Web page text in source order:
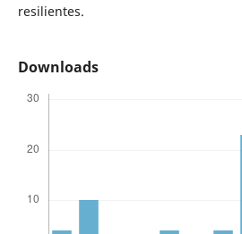
resilientes.
Downloads